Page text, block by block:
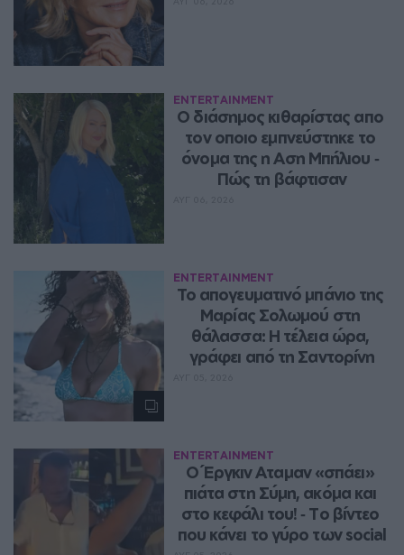
ENTERTAINMENT
Ο διάσημος κιθαρίστας απο
τον οποιο εμπνεύστηκε το
όνομα της η Αση Μπήλιου ‑
Πώς τη βάφτισαν
ENTERTAINMENT
Το απογευματινό μπάνιο της
Μαρίας Σολωμού στη
θάλασσα: Η τέλεια ώρα,
γράφει από τη Σαντορίνη
ENTERTAINMENT
Ο Έργκιν Αταμαν «σπάει»
πιάτα στη Σύμη, ακόμα και
στο κεφάλι του! ‑ Tο βίντεο
που κάνει το γύρο των social